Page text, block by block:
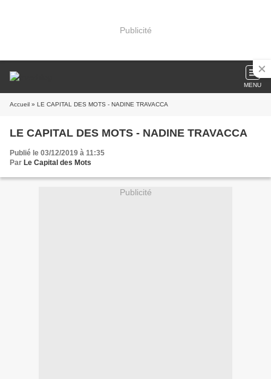
Publicité
MENU
Accueil » LE CAPITAL DES MOTS - NADINE TRAVACCA
LE CAPITAL DES MOTS - NADINE TRAVACCA
Publié le 03/12/2019 à 11:35
Par Le Capital des Mots
Publicité